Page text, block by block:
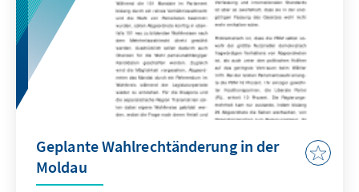
Geplante Wahlrechtänderung in der
Moldau